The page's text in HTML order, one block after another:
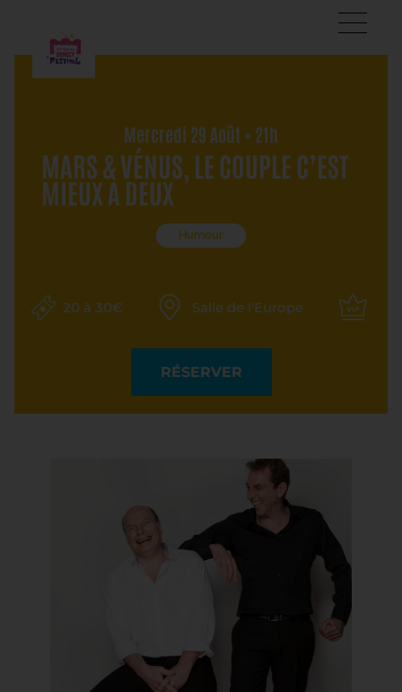
Mercredi 29 Août • 21h
MARS & VÉNUS, LE COUPLE C’EST
MIEUX À DEUX
Humour
20 à 30€ Salle de l'Europe
RÉSERVER